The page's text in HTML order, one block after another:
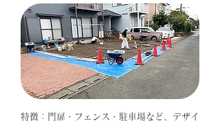
特徴：門扉・フェンス・駐車場など、デザイ